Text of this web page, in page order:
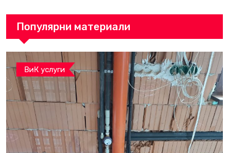
Популярни материали
ВиК услуги